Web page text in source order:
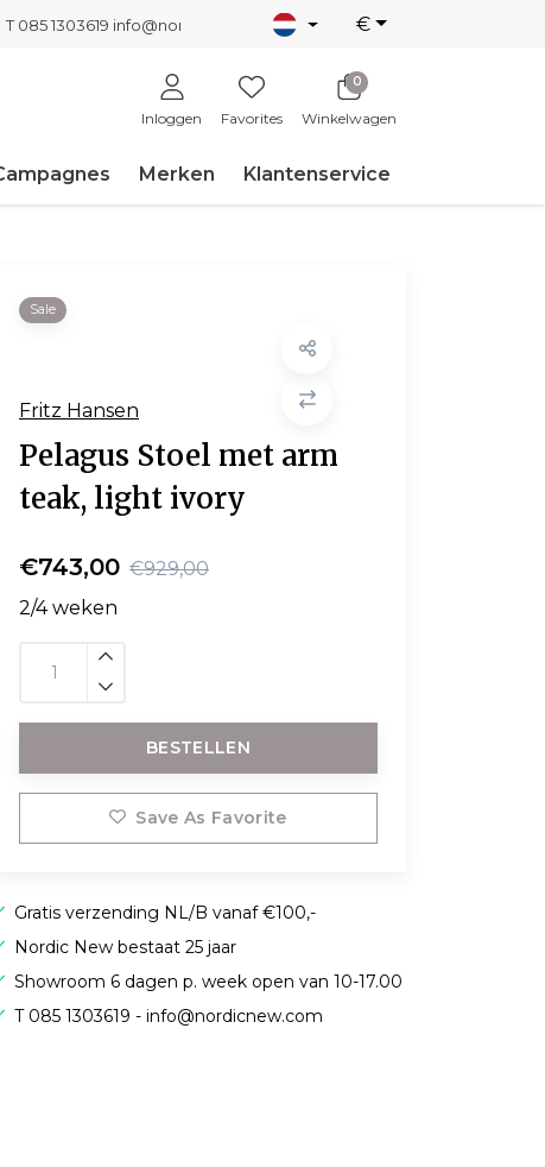
T 085 1303619 info@nordicnew.nl €
Inloggen Favorites
0
Winkelwagen
Merken Klantenservice
Sale
Fritz Hansen
Pelagus Stoel met arm
teak, light ivory
€743,00 €929,00
2/4 weken
BESTELLEN
Save As Favorite
Gratis verzending NL/B vanaf €100,-
Nordic New bestaat 25 jaar
Showroom 6 dagen p. week open van 10-17.00
T 085 1303619 -info@nordicnew.com